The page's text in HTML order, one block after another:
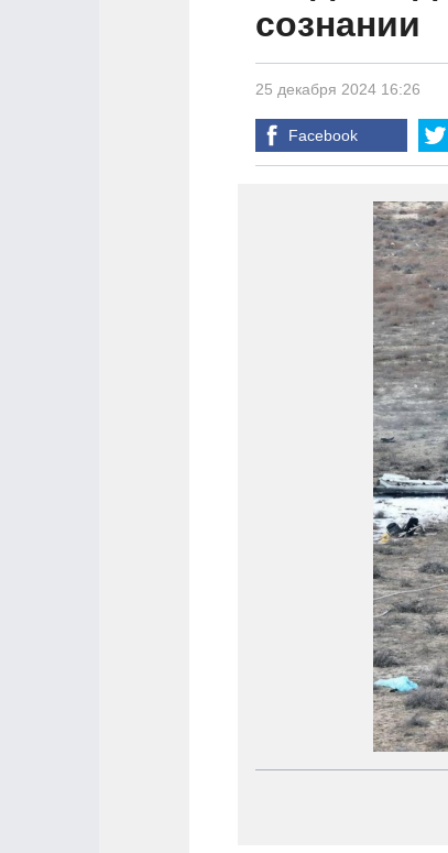
сознании
25 декабря 2024 16:26
Facebook